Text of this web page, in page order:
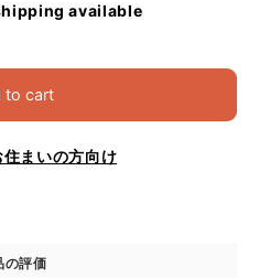
available
to cart
住まいの方向け
の評価